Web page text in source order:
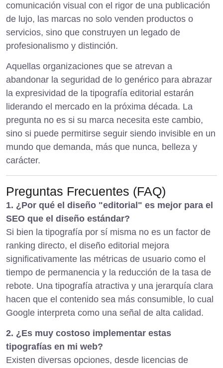
comunicación visual con el rigor de una publicación
de lujo, las marcas no solo venden productos o
servicios, sino que construyen un legado de
profesionalismo y distinción.
Aquellas organizaciones que se atrevan a
abandonar la seguridad de lo genérico para abrazar
la expresividad de la tipografía editorial estarán
liderando el mercado en la próxima década. La
pregunta no es si su marca necesita este cambio,
sino si puede permitirse seguir siendo invisible en un
mundo que demanda, más que nunca, belleza y
carácter.
Preguntas Frecuentes (FAQ)
1. ¿Por qué el diseño "editorial" es mejor para el
SEO que el diseño estándar?
Si bien la tipografía por sí misma no es un factor de
ranking directo, el diseño editorial mejora
significativamente las métricas de usuario como el
tiempo de permanencia y la reducción de la tasa de
rebote. Una tipografía atractiva y una jerarquía clara
hacen que el contenido sea más consumible, lo cual
Google interpreta como una señal de alta calidad.
2. ¿Es muy costoso implementar estas
tipografías en mi web?
Existen diversas opciones, desde licencias de